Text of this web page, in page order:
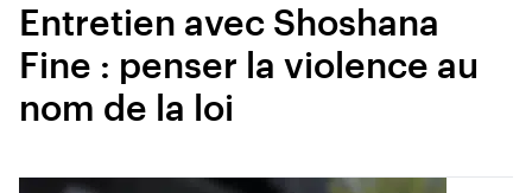
Entretien avec Shoshana
Fine : penser la violence au
nom de la loi